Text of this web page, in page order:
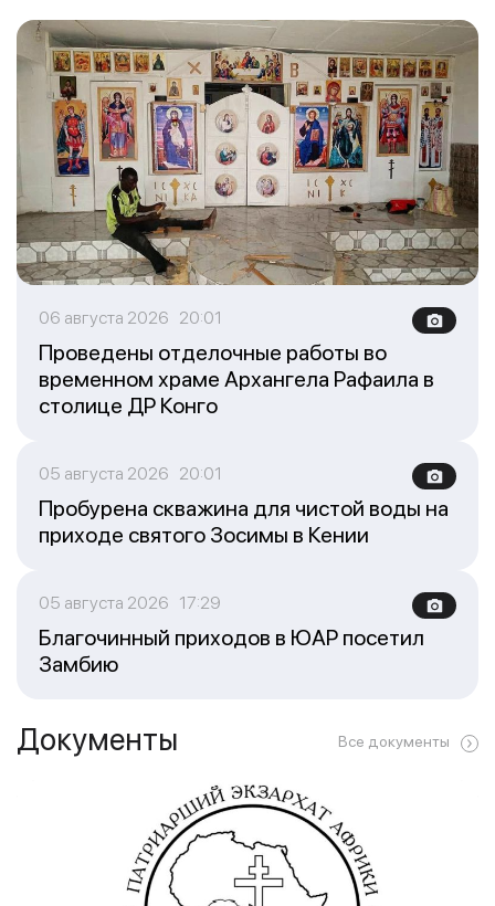
06 августа 2026 20:01
Проведены отделочные работы во
временном храме Архангела Рафаила в
столице ДР Конго
05 августа 2026 20:01
Пробурена скважина для чистой воды на
приходе святого Зосимы в Кении
05 августа 2026 17:29
Благочинный приходов в ЮАР посетил
Замбию
Документы Все документы